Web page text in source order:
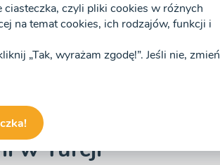
w Turcji
czyli pliki cookies w różnych
na temat cookies, ich rodzajów, funkcji i
„Tak, wyrażam zgodę!”. Jeśli nie, zmień